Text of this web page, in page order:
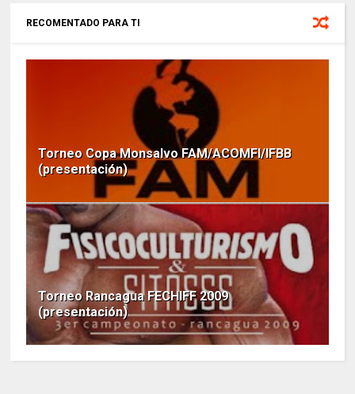
RECOMENTADO PARA TI
Torneo Copa Monsalvo FAM/ACOMFI/IFBB
(presentación)
Torneo Rancagua FECHIFF 2009
(presentación)